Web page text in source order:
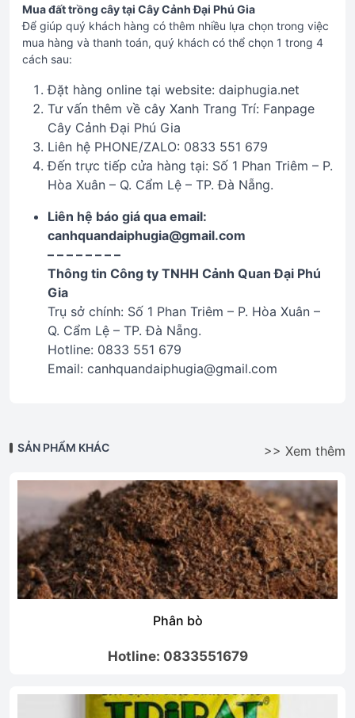
Mua đất trồng cây tại Cây Cảnh Đại Phú Gia
Để giúp quý khách hàng có thêm nhiều lựa chọn trong việc
mua hàng và thanh toán, quý khách có thể chọn 1 trong 4
cách sau:
Đặt hàng online tại website: daiphugia.net
Tư vấn thêm về cây Xanh Trang Trí: Fanpage
Cây Cảnh Đại Phú Gia
Liên hệ PHONE/ZALO: 0833 551 679
Đến trực tiếp cửa hàng tại: Số 1 Phan Triêm – P.
Hòa Xuân – Q. Cẩm Lệ – TP. Đà Nẵng.
Liên hệ báo giá qua email:
canhquandaiphugia@gmail.com
– – – – – – – –
Thông tin Công ty TNHH Cảnh Quan Đại Phú
Gia
Trụ sở chính: Số 1 Phan Triêm – P. Hòa Xuân –
Q. Cẩm Lệ – TP. Đà Nẵng.
Hotline: 0833 551 679
Email: canhquandaiphugia@gmail.com
SẢN PHẨM KHÁC >> Xem thêm
Phân bò
Hotline: 0833551679